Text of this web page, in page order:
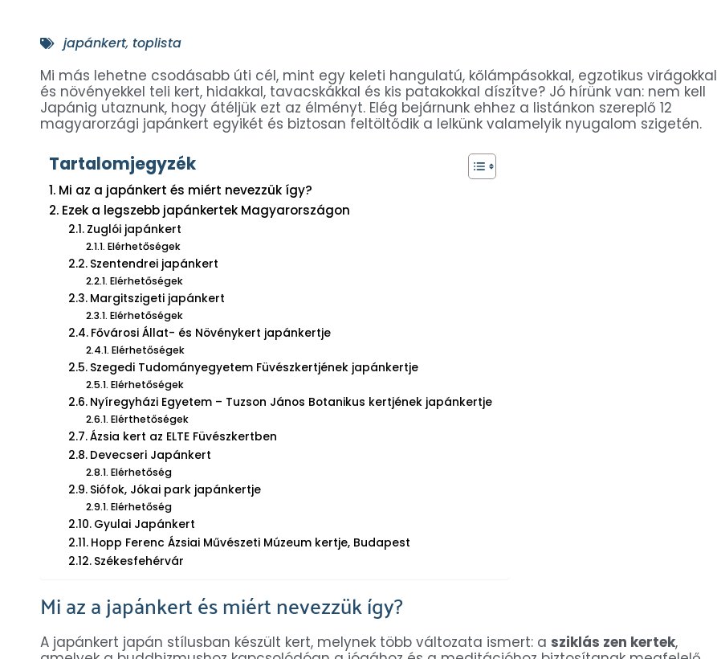
japánkert, toplista
Mi más lehetne csodásabb úti cél, mint egy keleti hangulatú, kőlámpásokkal, egzotikus virágokkal
és növényekkel teli kert, hidakkal, tavacskákkal és kis patakokkal díszítve? Jó hírünk van: nem kell
Japánig utaznunk, hogy átéljük ezt az élményt. Elég bejárnunk ehhez a listánkon szereplő 12
magyarorzági japánkert egyikét és biztosan feltöltődik a lelkünk valamelyik nyugalom szigetén.
Tartalomjegyzék
Mi az a japánkert és miért nevezzük így?
Ezek a legszebb japánkertek Magyarországon
Zuglói japánkert
Elérhetőségek
Szentendrei japánkert
Elérhetőségek
Margitszigeti japánkert
Elérhetőségek
Fővárosi Állat- és Növénykert japánkertje
Elérhetőségek
Szegedi Tudományegyetem Füvészkertjének japánkertje
Elérhetőségek
Nyíregyházi Egyetem – Tuzson János Botanikus kertjének japánkertje
Elérthetőségek
Ázsia kert az ELTE Füvészkertben
Devecseri Japánkert
Elérhetőség
Siófok, Jókai park japánkertje
Elérhetőség
Gyulai Japánkert
Hopp Ferenc Ázsiai Művészeti Múzeum kertje, Budapest
Székesfehérvár
Mi az a japánkert és miért nevezzük így?
A japánkert japán stílusban készült kert, melynek több változata ismert: a sziklás zen kertek,